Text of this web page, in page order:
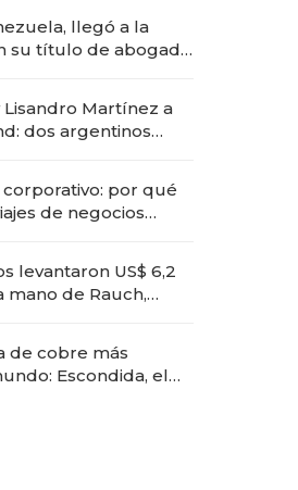
llegó a la
su título de abogado
Lisandro Martínez a
dos argentinos
por qué
de negocios
levantaron US$ 6,2
mano de Rauch,
de cobre más
Escondida, el